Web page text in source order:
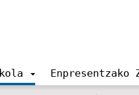
Enpresentzako